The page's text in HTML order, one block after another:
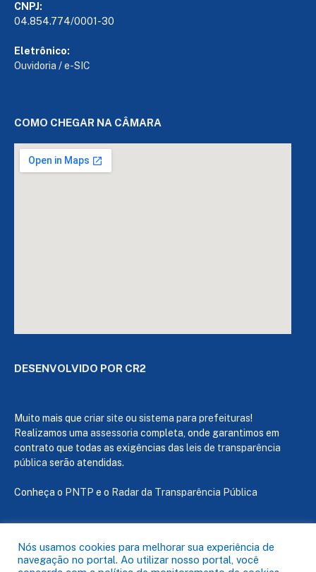
CNPJ:
04.854.774/0001-30
Eletrônico:
Ouvidoria /e-SIC
COMO CHEGAR NA CÂMARA
DESENVOLVIDO POR CR2
Muito mais que criar site ou sistema para prefeituras!
Realizamos uma assessoria completa, onde garantimos em
contrato que todas as exigências das leis de transparência
pública serão atendidas.
Conheça o PNTP e o Radar da Transparência Pública
Todos os direitos reservados a Câmara de Capanema
Nós usamos cookies para melhorar sua experiência de
navegação no portal. Ao utilizar nosso portal, você